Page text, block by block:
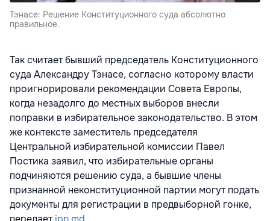
Тэнасе: Решение Конституционного суда абсолютно
правильное.
Так считает бывший председатель Конституционного
суда Александру Тэнасе, согласно которому власти
проигнорировали рекомендации Совета Европы,
когда незадолго до местных выборов внесли
поправки в избирательное законодательство. В этом
же контексте заместитель председателя
Центральной избирательной комиссии Павел
Постика заявил, что избирательные органы
подчиняются решению суда, а бывшие члены
признанной неконституционной партии могут подать
документы для регистрации в предвыборной гонке,